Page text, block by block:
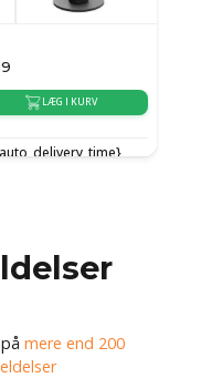
LÆG I KURV
mere end 200